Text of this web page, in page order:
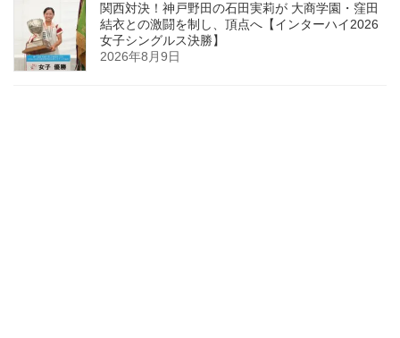
関西対決！神戸野田の石田実莉が 大商学園・窪田
結衣との激闘を制し、頂点へ【インターハイ2026
女子シングルス決勝】
2026年8月9日